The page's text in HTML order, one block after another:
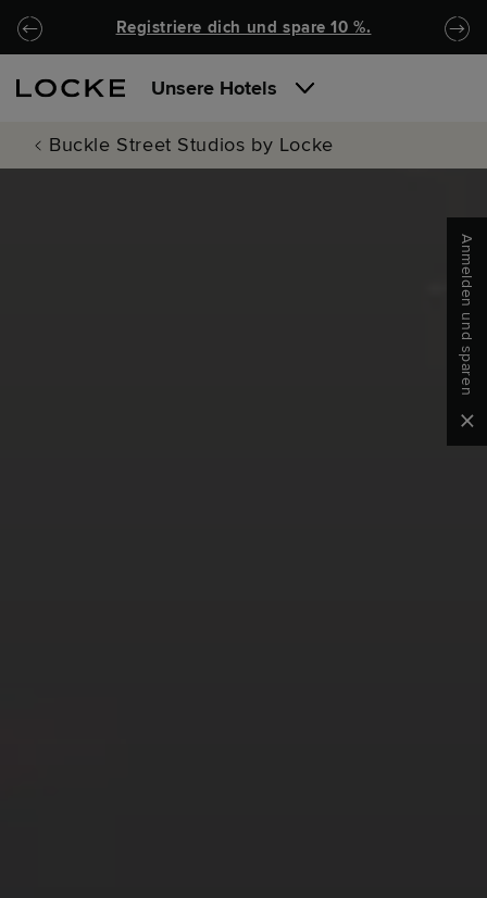
Zu Hauptinhalt springen
Locke.Header.SkipToNav
Registriere dich und spare 10 %.
Unsere Hotels
Buckle Street Studios by Locke
Anmelden und sparen